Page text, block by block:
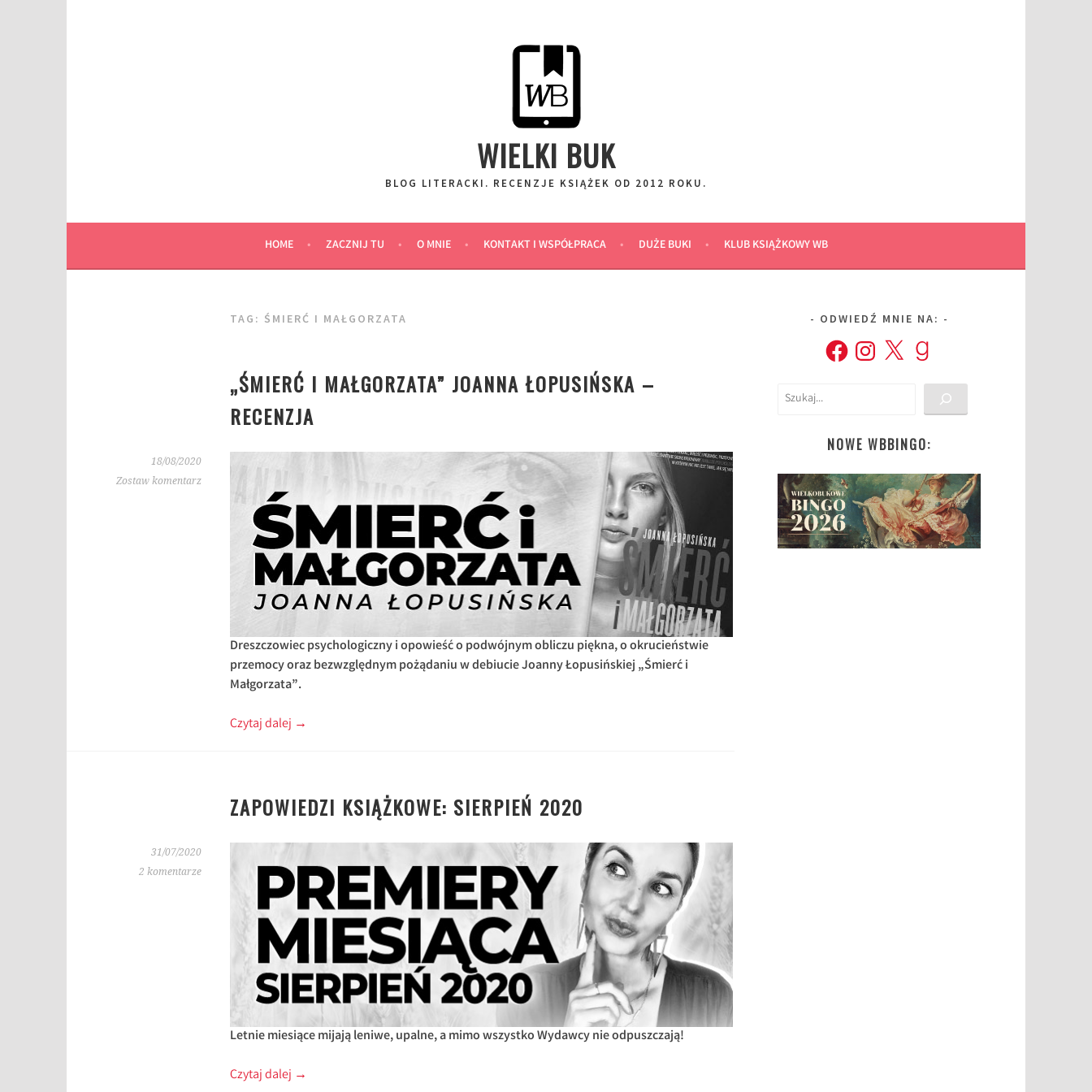
WIELKI BUK
BLOG LITERACKI. RECENZJE KSIĄŻEK OD 2012 ROKU.
HOME ZACZNIJ TU O MNIE KONTAKT I WSPÓŁPRACA DUŻE BUKI KLUB KSIĄŻKOWY WB
TAG: ŚMIERĆ I MAŁGORZATA
„ŚMIERĆ I MAŁGORZATA” JOANNA ŁOPUSIŃSKA –
RECENZJA
18/08/2020
Zostaw komentarz
Dreszczowiec psychologiczny i opowieść o podwójnym obliczu piękna, o okrucieństwie
przemocy oraz bezwzględnym pożądaniu w debiucie Joanny Łopusińskiej „Śmierć i
Małgorzata”.
Czytaj dalej →
ZAPOWIEDZI KSIĄŻKOWE: SIERPIEŃ 2020
31/07/2020
2 komentarze
Letnie miesiące mijają leniwe, upalne, a mimo wszystko Wydawcy nie odpuszczają!
Czytaj dalej →
ODWIEDŹ MNIE NA:
FacebookInstagram
X Goodreads
Szukaj
NOWE WBBINGO: